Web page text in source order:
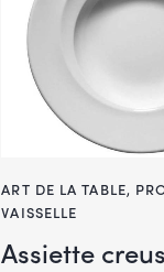
ART DE LA TABLE,
VAISSELLE
Assiette